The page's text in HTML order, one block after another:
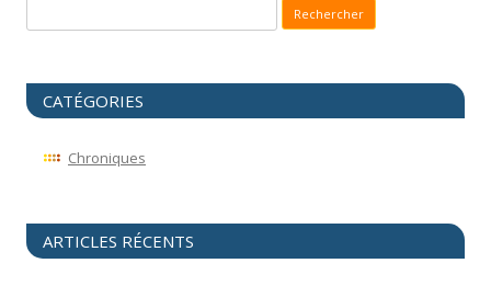
CATÉGORIES
Chroniques
ARTICLES RÉCENTS